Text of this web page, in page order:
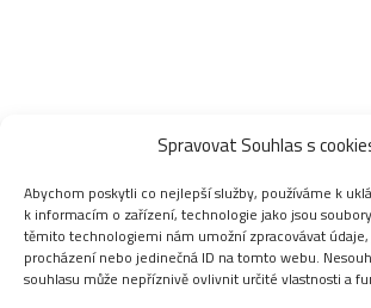
Spravovat Souhlas s
Abychom poskytli co nejlepší služby, používáme k
k informacím o zařízení, technologie jako jsou
těmito technologiemi nám umožní zpracovávat
procházení nebo jedinečná ID na tomto webu.
souhlasu může nepříznivě ovlivnit určité vlastnosti a